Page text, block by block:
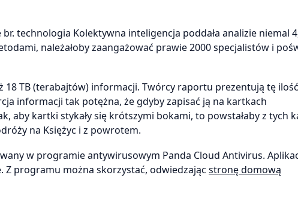
technologia Kolektywna inteligencja poddała analizie niemal
należałoby zaangażować prawie 2000 specjalistów i
18 TB (terabajtów) informacji. Twórcy raportu prezentują tę
informacji tak potężna, że gdyby zapisać ją na kartkach
aby kartki stykały się krótszymi bokami, to powstałaby z tych
na Księżyc i z powrotem.
w programie antywirusowym Panda Cloud Antivirus.
programu można skorzystać, odwiedzając stronę domową